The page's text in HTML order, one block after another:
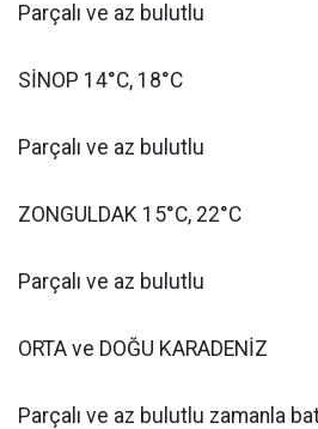
Parçalı ve az bulutlu
SİNOP 14°C, 18°C
Parçalı ve az bulutlu
ZONGULDAK 15°C, 22°C
Parçalı ve az bulutlu
ORTA ve DOĞU KARADENİZ
Parçalı ve az bulutlu zamanla